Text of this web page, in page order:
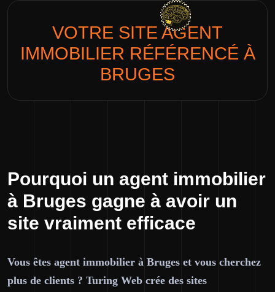
VOTRE SITE AGENT
IMMOBILIER RÉFÉRENCÉ À
BRUGES
Pourquoi un agent immobilier
à Bruges gagne à avoir un
site vraiment efficace
Vous êtes agent immobilier à Bruges et vous cherchez
plus de clients ? Turing Web crée des sites